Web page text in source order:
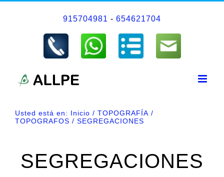
915704981 - 654621704
Usted está en: Inicio
TOPOGRAFÍA
TOPOGRAFOS
SEGREGACIONES
SEGREGACIONES